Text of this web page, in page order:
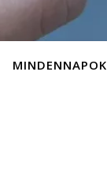
MINDENNAPOK